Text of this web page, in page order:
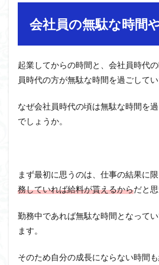
会社員の無駄な時間
起業してからの時間と、会社員時代
員時代の方が無駄な時間を過ごしてい
なぜ会社員時代の頃は無駄な時間を
でしょうか。
まず最初に思うのは、仕事の結果に
務していれば給料が貰えるからだと思
勤務中であれば無駄な時間となって
ます。
そのため自分の成長にならない時間